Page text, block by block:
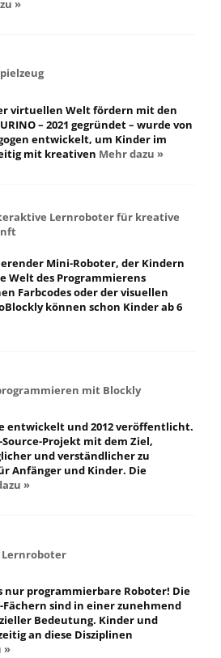
»
virtuellen Welt fördern mit den
– 2021 gegründet – wurde von
entwickelt, um Kinder im
mit kreativen Mehr dazu »
Lernroboter für kreative
Mini-Roboter, der Kindern
Welt des Programmierens
Farbcodes oder der visuellen
können schon Kinder ab 6
mit Blockly
entwickelt und 2012 veröffentlicht.
Projekt mit dem Ziel,
und verständlicher zu
Anfänger und Kinder. Die
»
Lernroboter
nur programmierbare Roboter! Die
sind in einer zunehmend
Bedeutung. Kinder und
an diese Disziplinen
»